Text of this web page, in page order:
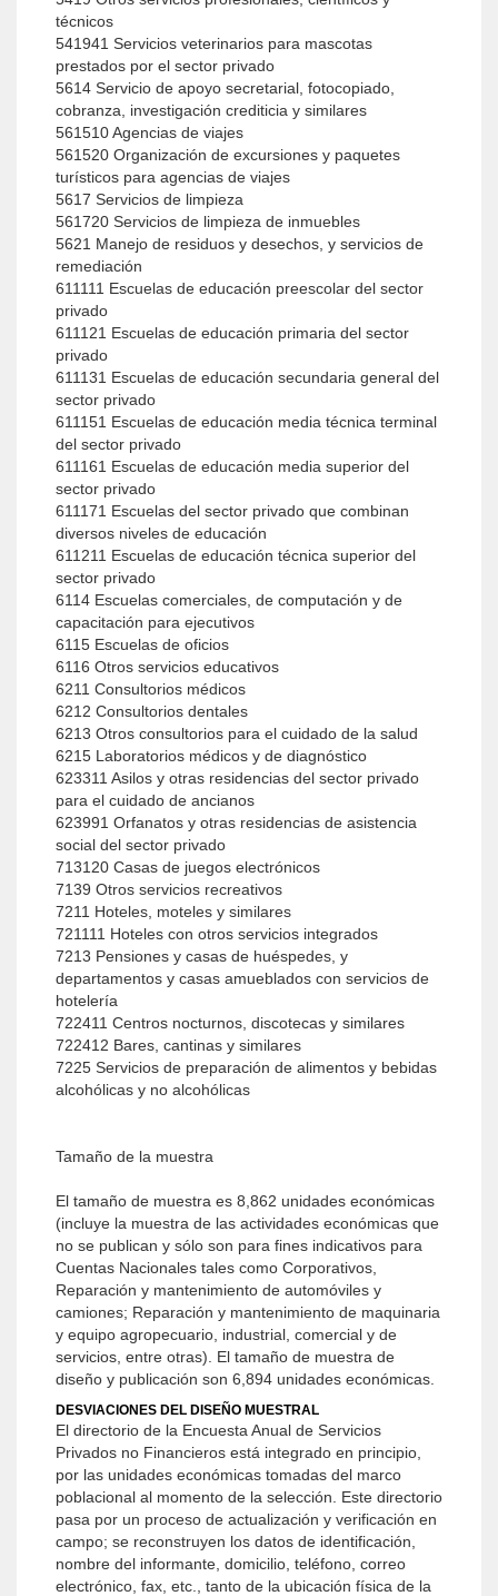
técnicos
541941 Servicios veterinarios para mascotas
prestados por el sector privado
5614 Servicio de apoyo secretarial, fotocopiado,
cobranza, investigación crediticia y similares
561510 Agencias de viajes
561520 Organización de excursiones y paquetes
turísticos para agencias de viajes
5617 Servicios de limpieza
561720 Servicios de limpieza de inmuebles
5621 Manejo de residuos y desechos, y servicios de
remediación
611111 Escuelas de educación preescolar del sector
privado
611121 Escuelas de educación primaria del sector
privado
611131 Escuelas de educación secundaria general del
sector privado
611151 Escuelas de educación media técnica terminal
del sector privado
611161 Escuelas de educación media superior del
sector privado
611171 Escuelas del sector privado que combinan
diversos niveles de educación
611211 Escuelas de educación técnica superior del
sector privado
6114 Escuelas comerciales, de computación y de
capacitación para ejecutivos
6115 Escuelas de oficios
6116 Otros servicios educativos
6211 Consultorios médicos
6212 Consultorios dentales
6213 Otros consultorios para el cuidado de la salud
6215 Laboratorios médicos y de diagnóstico
623311 Asilos y otras residencias del sector privado
para el cuidado de ancianos
623991 Orfanatos y otras residencias de asistencia
social del sector privado
713120 Casas de juegos electrónicos
7139 Otros servicios recreativos
7211 Hoteles, moteles y similares
721111 Hoteles con otros servicios integrados
7213 Pensiones y casas de huéspedes, y
departamentos y casas amueblados con servicios de
hotelería
722411 Centros nocturnos, discotecas y similares
722412 Bares, cantinas y similares
7225 Servicios de preparación de alimentos y bebidas
alcohólicas y no alcohólicas
Tamaño de la muestra
El tamaño de muestra es 8,862 unidades económicas
(incluye la muestra de las actividades económicas que
no se publican y sólo son para fines indicativos para
Cuentas Nacionales tales como Corporativos,
Reparación y mantenimiento de automóviles y
camiones; Reparación y mantenimiento de maquinaria
y equipo agropecuario, industrial, comercial y de
servicios, entre otras). El tamaño de muestra de
diseño y publicación son 6,894 unidades económicas.
DESVIACIONES DEL DISEÑO MUESTRAL
El directorio de la Encuesta Anual de Servicios
Privados no Financieros está integrado en principio,
por las unidades económicas tomadas del marco
poblacional al momento de la selección. Este directorio
pasa por un proceso de actualización y verificación en
campo; se reconstruyen los datos de identificación,
nombre del informante, domicilio, teléfono, correo
electrónico, fax, etc., tanto de la ubicación física de la